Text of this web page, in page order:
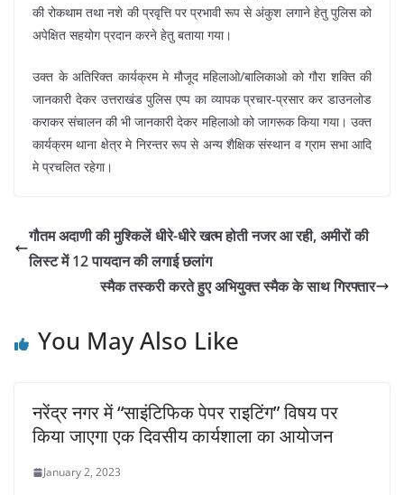
की रोकथाम तथा नशे की प्रवृत्ति पर प्रभावी रूप से अंकुश लगाने हेतु पुलिस को
अपेक्षित सहयोग प्रदान करने हेतु बताया गया।
उक्त के अतिरिक्त कार्यक्रम मे मौजूद महिलाओ/बालिकाओ को गौरा शक्ति की
जानकारी देकर उत्तराखंड पुलिस एप्प का व्यापक प्रचार-प्रसार कर डाउनलोड
कराकर संचालन की भी जानकारी देकर महिलाओ को जागरूक किया गया। उक्त
कार्यक्रम थाना क्षेत्र मे निरन्तर रूप से अन्य शैक्षिक संस्थान व ग्राम सभा आदि
मे प्रचलित रहेगा।
गौतम अदाणी की मुश्किलें धीरे-धीरे खत्म होती नजर आ रही, अमीरों की
लिस्ट में 12 पायदान की लगाई छलांग
स्मैक तस्करी करते हुए अभियुक्त स्मैक के साथ गिरफ्तार
You May Also Like
नरेंद्र नगर में “साइंटिफिक पेपर राइटिंग” विषय पर
किया जाएगा एक दिवसीय कार्यशाला का आयोजन
January 2, 2023